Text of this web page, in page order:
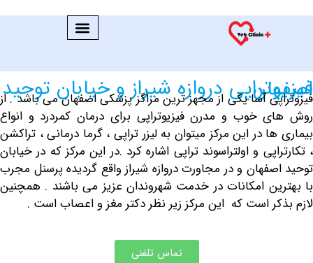
توحید اصفهانآسا یکی از مجهز ترین مراگز پزشکی اصفهان می باشد . از
خوب و مدرن فیزیوتراپی برای درمان کمردرد و انواع
در این مرکز میتوان به لیزر تراپی ، گرما درمانی ، تراکشن
و اولتراسوند تراپی اشاره کرد .در این مرکز که در خیابان
و در مجاورت دروازه شیراز واقع گردیده پرسنل مجرب
امکانات در خدمت شهروندان عزیز می باشند . همچنین
است که این مرکز زیر نظر دکتر مغز و اعصاب است .
تماس تلفنی